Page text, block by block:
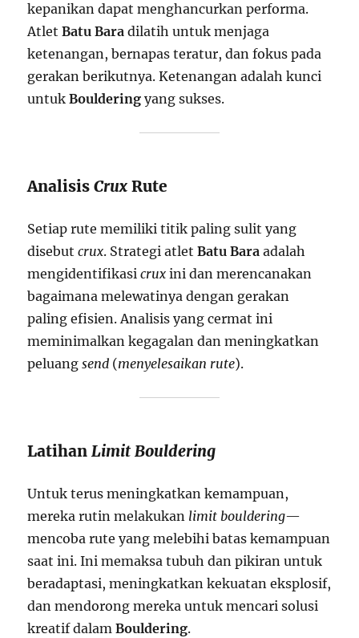
kepanikan dapat menghancurkan performa.
AtletBatu Bara dilatih untuk menjaga
ketenangan, bernapas teratur, dan fokus pada
gerakan berikutnya. Ketenangan adalah kunci
untukBouldering yang sukses.
AnalisisCrux Rute
Setiap rute memiliki titik paling sulit yang
disebutcrux. Strategi atletBatu Bara adalah
mengidentifikasicrux ini dan merencanakan
bagaimana melewatinya dengan gerakan
paling efisien. Analisis yang cermat ini
meminimalkan kegagalan dan meningkatkan
peluangsend (menyelesaikan rute).
LatihanLimit Bouldering
Untuk terus meningkatkan kemampuan,
mereka rutin melakukan limit bouldering—
mencoba rute yang melebihi batas kemampuan
saat ini. Ini memaksa tubuh dan pikiran untuk
beradaptasi, meningkatkan kekuatan eksplosif,
dan mendorong mereka untuk mencari solusi
kreatif dalamBouldering.